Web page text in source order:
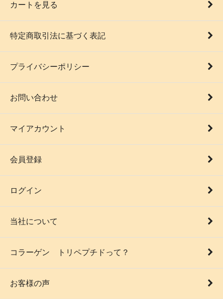
カートを見る
特定商取引法に基づく表記
プライバシーポリシー
お問い合わせ
マイアカウント
会員登録
ログイン
当社について
コラーゲン トリペプチドって？
お客様の声